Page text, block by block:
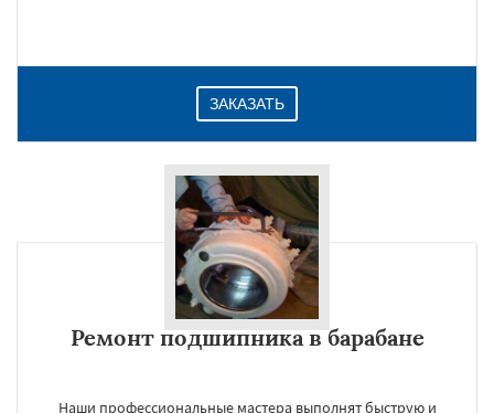
ЗАКАЗАТЬ
Ремонт подшипника в барабане
Наши профессиональные мастера выполнят быструю и